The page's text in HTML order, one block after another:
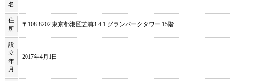
名
住
所
〒108-8202 東京都港区芝浦3-4-1 グランパークタワー 15階
設
立
年
月
2017年4月1日